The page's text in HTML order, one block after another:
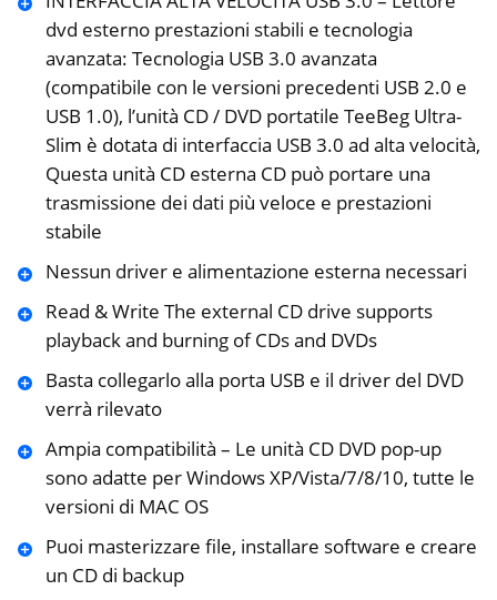
dvd esterno prestazioni stabili e tecnologia
avanzata: Tecnologia USB 3.0 avanzata
(compatibile con le versioni precedenti USB 2.0 e
USB 1.0), l’unità CD / DVD portatile TeeBeg Ultra-
Slim è dotata di interfaccia USB 3.0 ad alta velocità,
Questa unità CD esterna CD può portare una
trasmissione dei dati più veloce e prestazioni
stabile
Nessun driver e alimentazione esterna necessari
Read & Write The external CD drive supports
playback and burning of CDs and DVDs
Basta collegarlo alla porta USB e il driver del DVD
verrà rilevato
Ampia compatibilità – Le unità CD DVD pop-up
sono adatte per Windows XP/Vista/7/8/10, tutte le
versioni di MAC OS
Puoi masterizzare file, installare software e creare
un CD di backup